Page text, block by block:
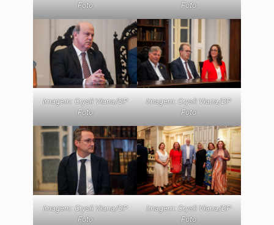
Foto Foto
Imagem: Crysli Viana/DP
Foto
Imagem: Crysli Viana/DP
Foto
Imagem: Crysli Viana/DP
Foto
Imagem: Crysli Viana/DP
Foto